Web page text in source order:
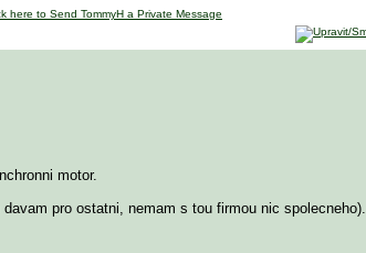
motor.
pro ostatni, nemam s tou firmou nic spolecneho).